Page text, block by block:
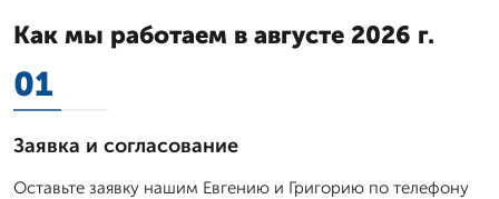
Как мы работаем в августе 2026 г.
01
Заявка и согласование
Оставьте заявку нашим Евгению и Григорию по телефону